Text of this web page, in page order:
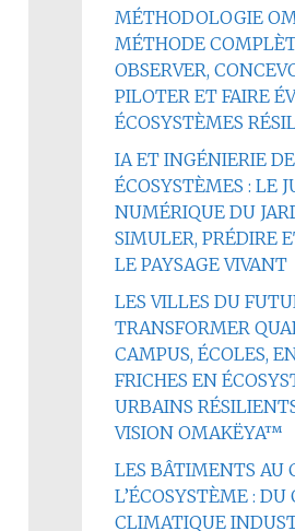
MÉTHODOLOGIE
MÉTHODE
OBSERVER,
PILOTER ET FAIRE
ÉCOSYSTÈMES
IA ET INGÉNIERIE
ÉCOSYSTÈMES : LE
NUMÉRIQUE DU
SIMULER, PRÉDIRE
LE PAYSAGE VIVANT
LES VILLES DU
TRANSFORMER
CAMPUS, ÉCOLES,
FRICHES EN
URBAINS
VISION OMAKËYA™
LES BÂTIMENTS AU
L’ÉCOSYSTÈME : DU
CLIMATIQUE